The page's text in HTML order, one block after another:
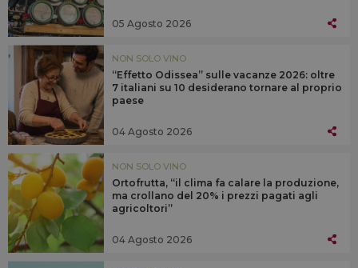
05 Agosto 2026
NON SOLO VINO
“Effetto Odissea” sulle vacanze 2026: oltre
7 italiani su 10 desiderano tornare al proprio
paese
04 Agosto 2026
NON SOLO VINO
Ortofrutta, “il clima fa calare la produzione,
ma crollano del 20% i prezzi pagati agli
agricoltori”
04 Agosto 2026